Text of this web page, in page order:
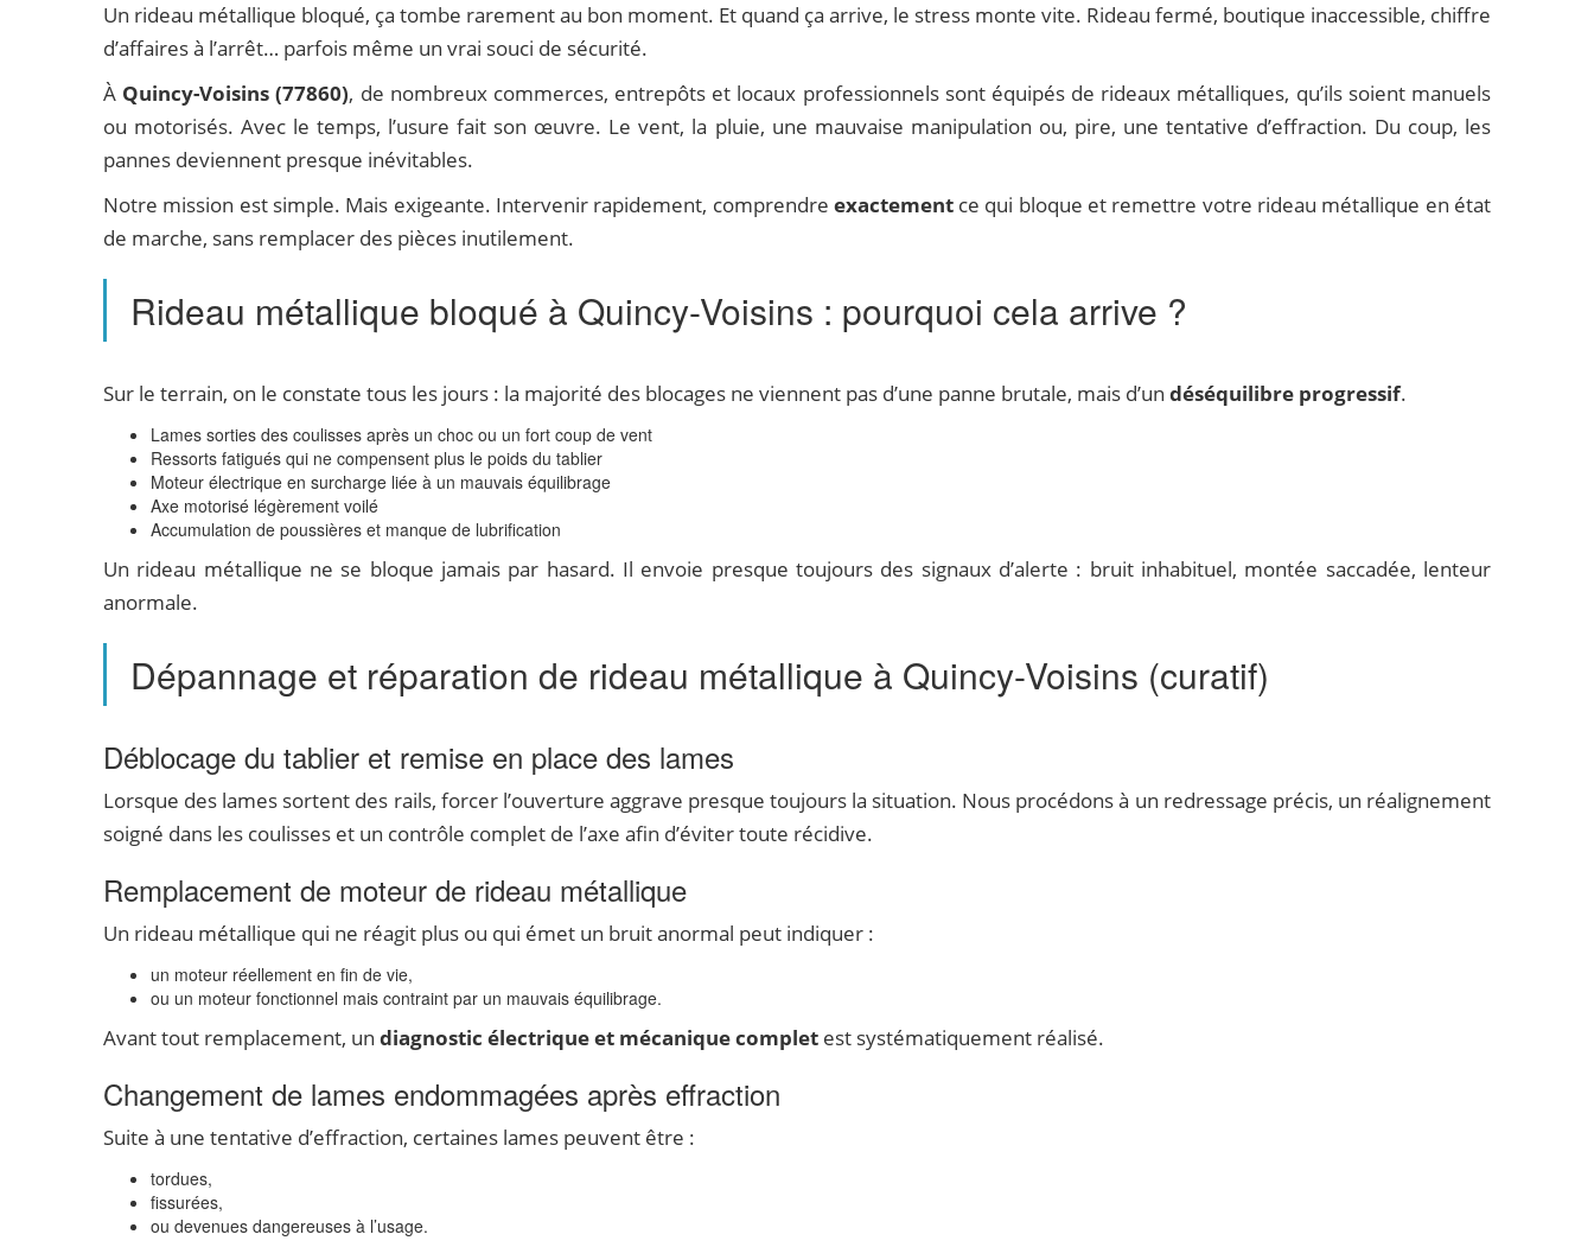
Un rideau métallique bloqué, ça tombe rarement au bon moment. Et quand ça arrive, le stress monte vite. Rideau fermé, boutique inaccessible, chiffre
d’affaires à l’arrêt… parfois même un vrai souci de sécurité.
À Quincy-Voisins (77860), de nombreux commerces, entrepôts et locaux professionnels sont équipés de rideaux métalliques, qu’ils soient manuels
ou motorisés. Avec le temps, l’usure fait son œuvre. Le vent, la pluie, une mauvaise manipulation ou, pire, une tentative d’effraction. Du coup, les
pannes deviennent presque inévitables.
Notre mission est simple. Mais exigeante. Intervenir rapidement, comprendre exactementce qui bloque et remettre votre rideau métallique en état
de marche, sans remplacer des pièces inutilement.
Rideau métallique bloqué à Quincy-Voisins : pourquoi cela arrive ?
Sur le terrain, on le constate tous les jours : la majorité des blocages ne viennent pas d’une panne brutale, mais d’un déséquilibre progressif.
Lames sorties des coulisses après un choc ou un fort coup de vent
Ressorts fatigués qui ne compensent plus le poids du tablier
Moteur électrique en surcharge liée à un mauvais équilibrage
Axe motorisé légèrement voilé
Accumulation de poussières et manque de lubrification
Un rideau métallique ne se bloque jamais par hasard. Il envoie presque toujours des signaux d’alerte : bruit inhabituel, montée saccadée, lenteur
anormale.
Dépannage et réparation de rideau métallique à Quincy-Voisins (curatif)
Déblocage du tablier et remise en place des lames
Lorsque des lames sortent des rails, forcer l’ouverture aggrave presque toujours la situation. Nous procédons à un redressage précis, un réalignement
soigné dans les coulisses et un contrôle complet de l’axe afin d’éviter toute récidive.
Remplacement de moteur de rideau métallique
Un rideau métallique qui ne réagit plus ou qui émet un bruit anormal peut indiquer :
un moteur réellement en fin de vie,
ou un moteur fonctionnel mais contraint par un mauvais équilibrage.
Avant tout remplacement, un diagnostic électrique et mécanique complet est systématiquement réalisé.
Changement de lames endommagées après effraction
Suite à une tentative d’effraction, certaines lames peuvent être :
tordues,
fissurées,
ou devenues dangereuses à l’usage.